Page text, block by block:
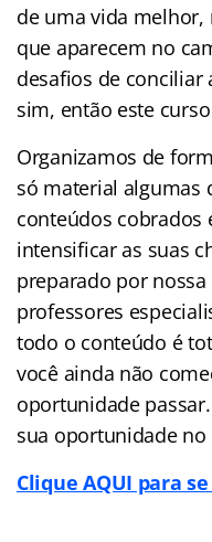
de uma vida
que aparecem no
desafios de conciliar
sim, então este
Organizamos de
só material algumas
conteúdos cobrados
intensificar as suas
preparado por
professores
todo o conteúdo é
você ainda não
oportunidade
sua oportunidade
Clique AQUI para